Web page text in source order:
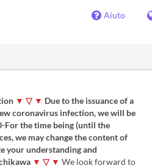
Aiuto
▼ ▽ ▼ Due to the issuance of a
coronavirus infection, we will be
For the time being (until the
we may change the content of
your understanding and
▼ ▽ ▼ We look forward to